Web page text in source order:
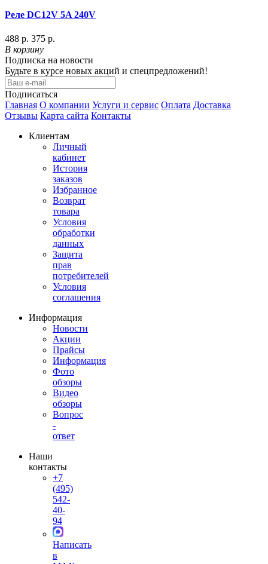
Реле DC12V 5A 240V
488 р. 375 р.
В корзину
Подписка на новости
Будьте в курсе новых акций и спецпредложений!
Подписаться
Главная О компании Услуги и сервис Оплата Доставка
Отзывы Карта сайта Контакты
Клиентам
Личный
кабинет
История
заказов
Избранное
Возврат
товара
Условия
обработки
данных
Защита
прав
потребителей
Условия
соглашения
Информация
Новости
Акции
Прайсы
Информация
Фото
обзоры
Видео
обзоры
Вопрос
-
ответ
Наши
контакты
+7
(495)
542-
40-
94
Написать
в